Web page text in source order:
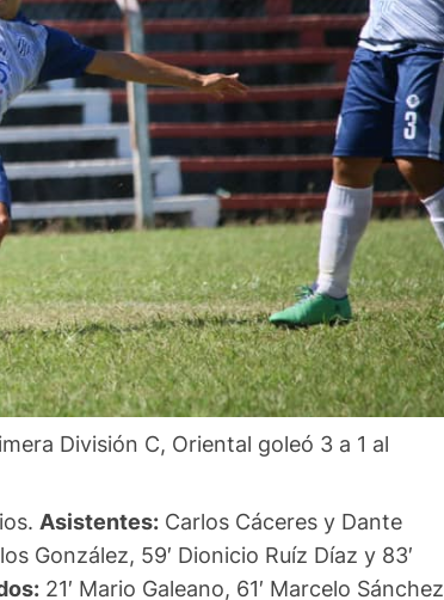
División C, Oriental goleó 3 a 1 al
Asistentes: Carlos Cáceres y Dante
González, 59′ Dionicio Ruíz Díaz y 83′
21′ Mario Galeano, 61′ Marcelo Sánchez